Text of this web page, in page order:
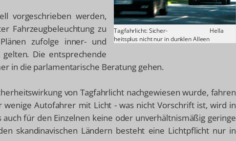
Tagfahrlicht: Sicher-
Hella
heitsplus nicht nur in dunklen Alleen
vorgeschrieben werden,
Fahrzeugbeleuchtung zu
zufolge inner- und
Die entsprechende
in die parlamentarische Beratung gehen.
von Tagfahrlicht nachgewiesen wurde, fahren
Autofahrer mit Licht - was nicht Vorschrift ist, wird in
für den Einzelnen keine oder unverhältnismäßig geringe
skandinavischen Ländern besteht eine Lichtpflicht nur in